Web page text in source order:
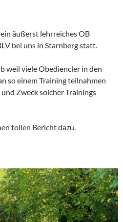
äußerst lehrreiches OB
bei uns in Starnberg statt.
weil viele Obediencler in den
so einem Training teilnahmen
Zweck solcher Trainings
tollen Bericht dazu.